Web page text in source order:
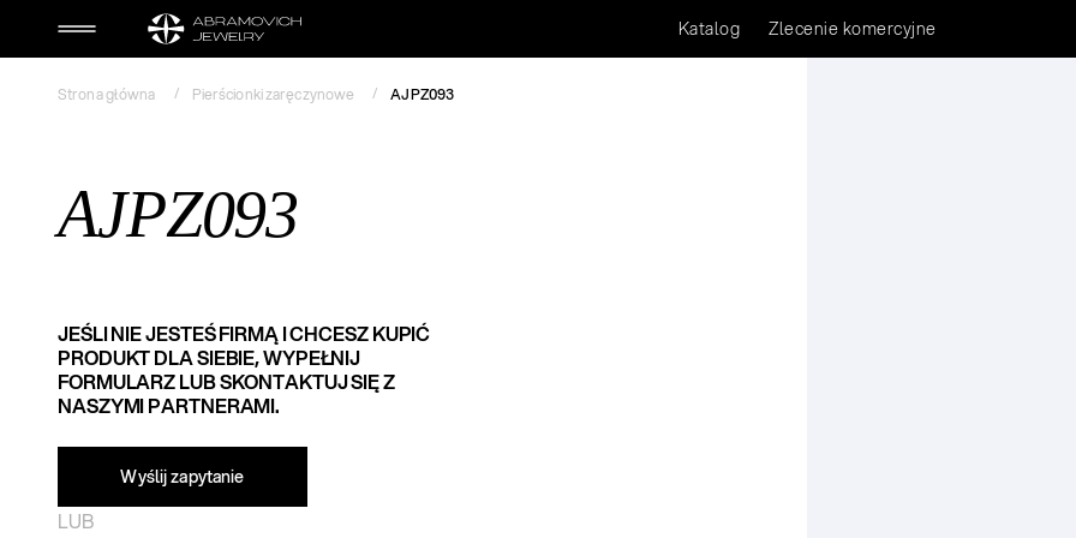
Katalog Zlecenie komercyjne
Strona główna Pierścionki zaręczynowe AJPZ093
AJPZ093
JEŚLI NIE JESTEŚ FIRMĄ I CHCESZ KUPIĆ
PRODUKT DLA SIEBIE, WYPEŁNIJ
FORMULARZ LUB SKONTAKTUJ SIĘ Z
NASZYMI PARTNERAMI.
Wyślij zapytanie​
LUB